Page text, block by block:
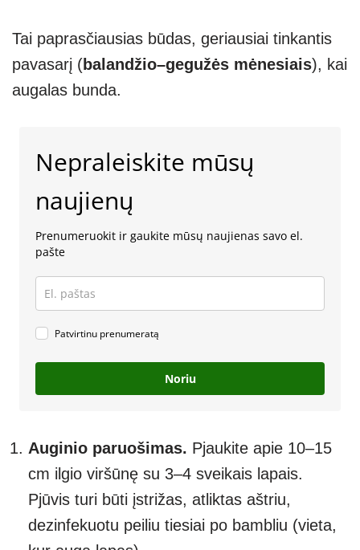
Tai paprasčiausias būdas, geriausiai tinkantis
pavasarį (balandžio–gegužės mėnesiais), kai
augalas bunda.
Nepraleiskite mūsų
naujienų
Prenumeruokit ir gaukite mūsų naujienas savo el.
pašte
Patvirtinu prenumeratą
Noriu
Auginio paruošimas. Pjaukite apie 10–15
cm ilgio viršūnę su 3–4 sveikais lapais.
Pjūvis turi būti įstrižas, atliktas aštriu,
dezinfekuotu peiliu tiesiai po bambliu (vieta,